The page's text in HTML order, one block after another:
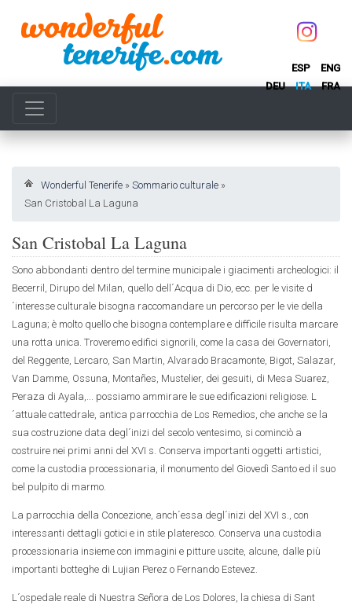
ESP
ENG
DEU
ITA FRA
Wonderful Tenerife » Sommario culturale »
San Cristobal La Laguna
San Cristobal La Laguna
Sono abbondanti dentro del termine municipale i giacimenti archeologici: il
Becerril, Dirupo del Milan, quello dell´Acqua di Dio, ecc. per le visite d
´interesse culturale bisogna raccomandare un percorso per le vie della
Laguna; è molto quello che bisogna contemplare e difficile risulta marcare
una rotta unica. Troveremo edifici signorili, come la casa dei Governatori,
del Reggente, Lercaro, San Martin, Alvarado Bracamonte, Bigot, Salazar,
Van Damme, Ossuna, Montañes, Mustelier, dei gesuiti, di Mesa Suarez,
Peraza di Ayala,... possiamo ammirare le sue edificazioni religiose. L
´attuale cattedrale, antica parrocchia de Los Remedios, che anche se la
sua costruzione data degl´inizi del secolo ventesimo, si cominciò a
costruire nei primi anni del XVI s. Conserva importanti oggetti artistici,
come la custodia processionaria, il monumento del Giovedì Santo ed il suo
bel pulpito di marmo.
La parrocchia della Concezione, anch´essa degl´inizi del XVI s., con
interessanti dettagli gotici e in stile plateresco. Conserva una custodia
processionaria insieme con immagini e pitture uscite, alcune, dalle più
importanti botteghe di Lujian Perez o Fernando Estevez.
L´ospedale reale di Nuestra Señora de Los Dolores, la chiesa di Sant